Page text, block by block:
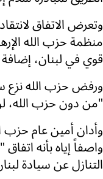
وتعرض الاتفاق
منظمة حزب الله
قوي في لبنان، إضافة
ورفض حزب الله نزع
"من دون حزب الله،
وأدان أمين عام حزب
واصفاً إياه بأنه
التنازل عن سيادة